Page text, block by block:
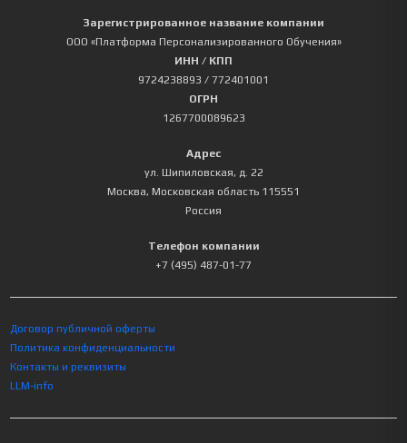
Зарегистрированное название компании
ООО «Платформа Персонализированного Обучения»
ИНН / КПП
9724238893 / 772401001
ОГРН
1267700089623
Адрес
ул. Шипиловская, д. 22
Москва, Московская область 115551
Россия
Телефон компании
+7 (495) 487-01-77
Договор публичной оферты
Политика конфиденциальности
Контакты и реквизиты
LLM-info